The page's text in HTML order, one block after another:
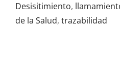
Desisitimiento,
de la Salud, trazabilidad